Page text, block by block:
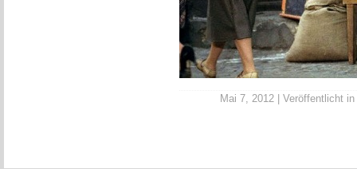
Mai 7, 2012 | Veröffentlicht in